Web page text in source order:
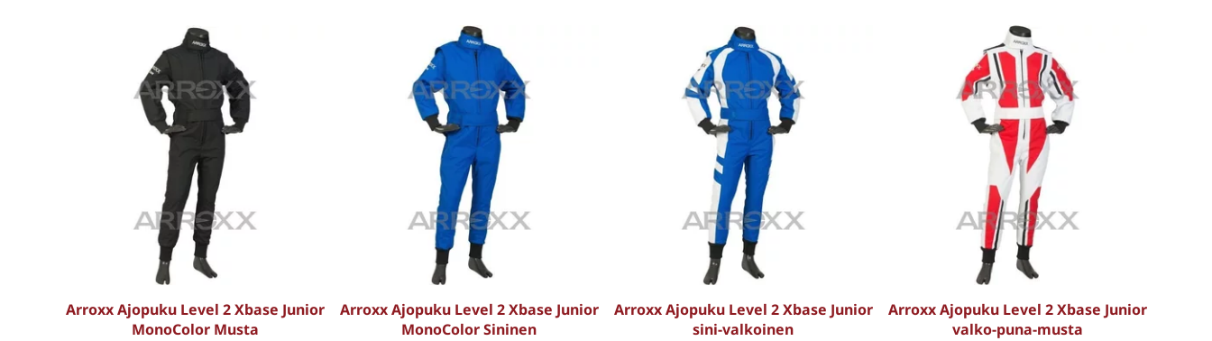
Arroxx Ajopuku Level 2 Xbase Junior
MonoColor Musta
Arroxx Ajopuku Level 2 Xbase Junior
MonoColor Sininen
Arroxx Ajopuku Level 2 Xbase Junior
sini-valkoinen
Arroxx Ajopuku Level 2 Xbase Junior
valko-puna-musta